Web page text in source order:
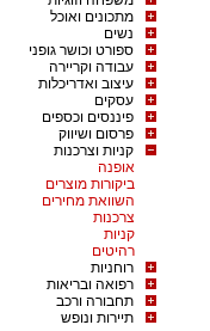
מתכונים ואוכל
נשים
ספורט וכושר גופני
עבודה וקריירה
עיצוב ואדריכלות
עסקים
פיננסים וכספים
פרסום ושיווק
קניות וצרכנות
אופנה
ביקורות מוצרים
השוואת מחירים
צרכנות
קניות
רהיטים
רוחניות
רפואה ובריאות
תחבורה ורכב
תיירות ונופש